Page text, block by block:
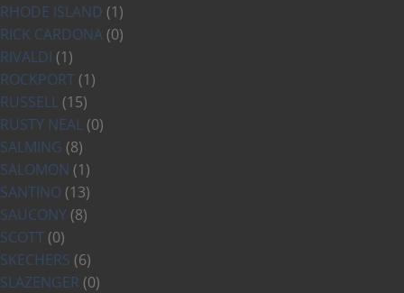
RHODE ISLAND (1)
RICK CARDONA (0)
RIVALDI (1)
ROCKPORT (1)
RUSSELL (15)
RUSTY NEAL (0)
SALMING (8)
SALOMON (1)
SANTINO (13)
SAUCONY (8)
SCOTT (0)
SKECHERS (6)
SLAZENGER (0)